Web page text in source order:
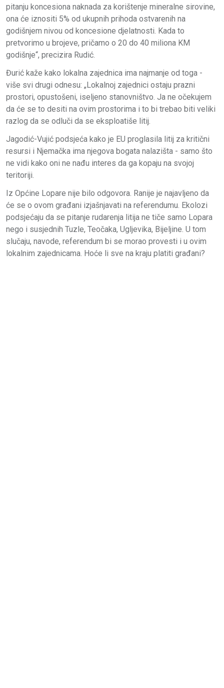
pitanju koncesiona naknada za korištenje mineralne sirovine,
ona će iznositi 5% od ukupnih prihoda ostvarenih na
godišnjem nivou od koncesione djelatnosti. Kada to
pretvorimo u brojeve, pričamo o 20 do 40 miliona KM
godišnje“, precizira Rudić.
Đurić kaže kako lokalna zajednica ima najmanje od toga -
više svi drugi odnesu: „Lokalnoj zajednici ostaju prazni
prostori, opustošeni, iseljeno stanovništvo. Ja ne očekujem
da će se to desiti na ovim prostorima i to bi trebao biti veliki
razlog da se odluči da se eksploatiše litij.
Jagodić-Vujić podsjeća kako je EU proglasila litij za kritični
resursi i Njemačka ima njegova bogata nalazišta - samo što
ne vidi kako oni ne nađu interes da ga kopaju na svojoj
teritoriji.
Iz Općine Lopare nije bilo odgovora. Ranije je najavljeno da
će se o ovom građani izjašnjavati na referendumu. Ekolozi
podsjećaju da se pitanje rudarenja litija ne tiče samo Lopara
nego i susjednih Tuzle, Teočaka, Ugljevika, Bijeljine. U tom
slučaju, navode, referendum bi se morao provesti i u ovim
lokalnim zajednicama. Hoće li sve na kraju platiti građani?